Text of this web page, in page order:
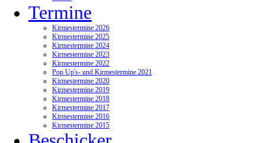
Termine
Kirmestermine 2026
Kirmestermine 2025
Kirmestermine 2024
Kirmestermine 2023
Kirmestermine 2022
Pop Up's- und Kirmestermine 2021
Kirmestermine 2020
Kirmestermine 2019
Kirmestermine 2018
Kirmestermine 2017
Kirmestermine 2016
Kirmestermine 2015